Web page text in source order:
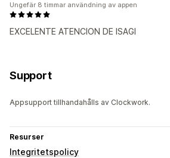
EXCELENTE ATENCION DE ISAGI
Ungefär 8 timmar användning av appen
Support
Appsupport tillhandahålls av Clockwork.
Resurser
Integritetspolicy